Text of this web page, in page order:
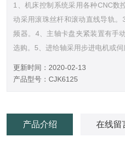
1、机床控制系统采用各种CNC
动采用滚珠丝杆和滚动直线导轨
频器。4、主轴卡盘夹紧装置有手
选购。5、进给轴采用步进电机
更新时间：2020-02-13
产品型号：CJK6125
产品介绍 在线留